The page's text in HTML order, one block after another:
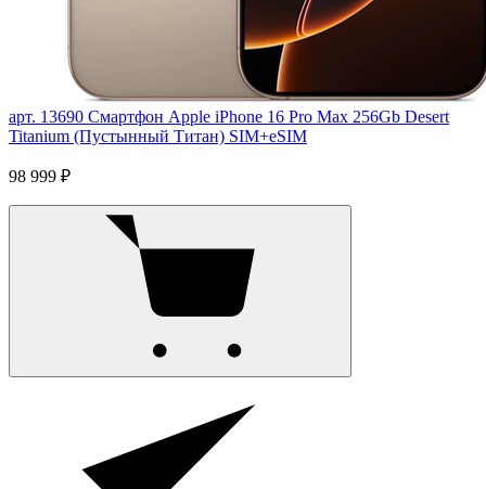
арт. 13690 Смартфон Apple iPhone 16 Pro Max 256Gb Desert
Titanium (Пустынный Титан) SIM+eSIM
98 999 ₽